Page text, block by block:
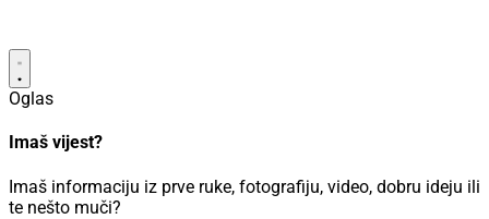
Oglas
Imaš vijest?
Imaš informaciju iz prve ruke, fotografiju, video, dobru ideju ili
te nešto muči?